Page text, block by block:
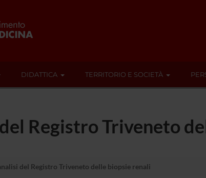
DIDATTICA TERRITORIO E SOCIETÀ
Registro Triveneto
del Registro Triveneto delle biopsie renali